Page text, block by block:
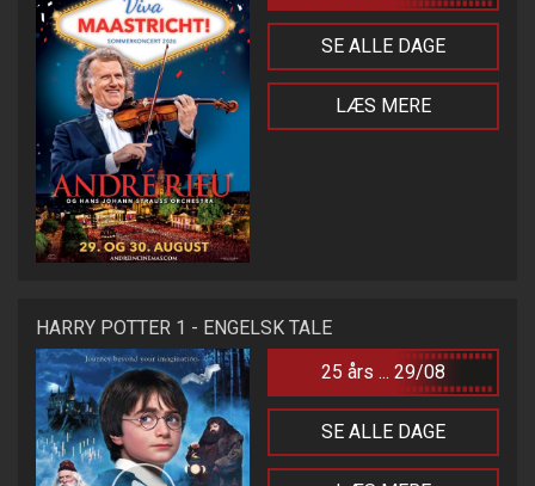
SE ALLE DAGE
LÆS MERE
HARRY POTTER 1 - ENGELSK TALE
25 års ... 29/08
SE ALLE DAGE